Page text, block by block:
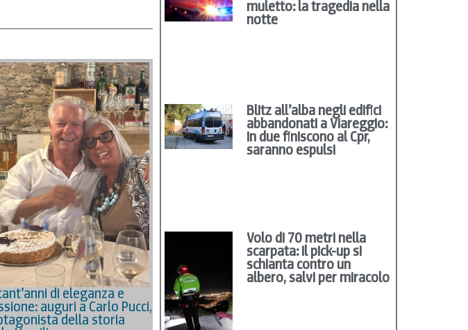
di eleganza e
auguri a Carlo Pucci,
della storia
muletto: la tragedia nella
notte
Blitz all’alba negli edifici
abbandonati a Viareggio:
in due finiscono al Cpr,
saranno espulsi
Volo di 70 metri nella
scarpata: il pick-up si
schianta contro un
albero, salvi per miracolo